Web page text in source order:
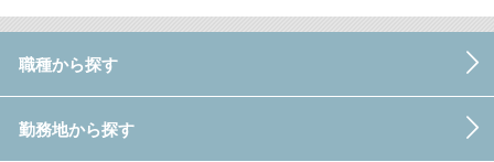
職種から探す
勤務地から探す